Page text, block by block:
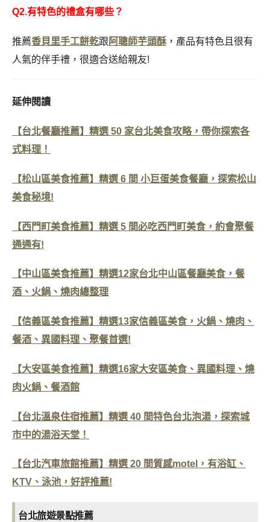
Q2.有特色的禮盒有哪些？
推薦香貝里手工餅乾跟 阿聰師芋頭酥，產品有特色且很有
人氣的伴手禮，很適合送給親友!
延伸閱讀
【台北餐廳推薦】精選 50 家台北美食攻略，帶你探索各
式料理！
【松山區美食推薦】精選 6 間 小巨蛋美食餐廳，探索松山
美食秘境!
【西門町美食推薦】精選 5 間必吃西門町美食，約會聚餐
通通有!
【中山區美食推薦】精選12家台北中山區餐廳美食，餐
酒、火鍋、燒肉總整理
【信義區美食推薦】精選13家信義區美食，火鍋、燒肉、
餐酒、異國料理、聚餐首選!
【大安區美食推薦】精選16家大安區美食、異國料理、燒
肉火鍋、餐酒館
【台北溫泉住宿推薦】精選 40 間特色台北泡湯，探索城
市中的湯浴天堂！
【台北汽車旅館推薦】精選 20 間質感motel，有浴缸、
KTV、泳池，好評推薦!
台北旅遊景點推薦